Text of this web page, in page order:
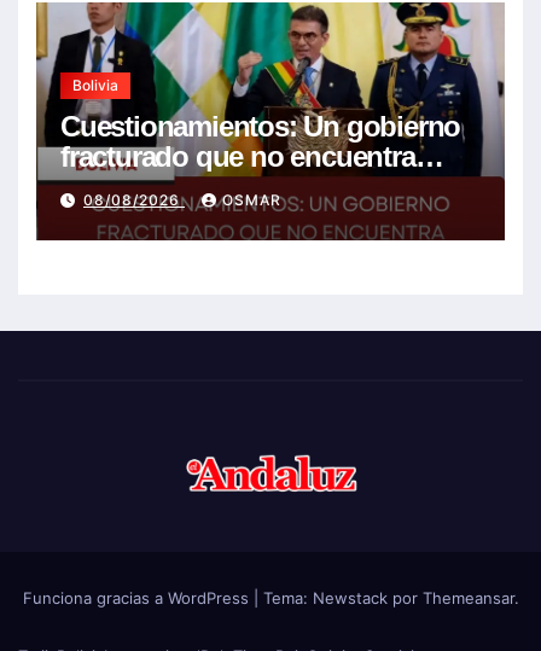
Bolivia
Cuestionamientos: Un gobierno
fracturado que no encuentra
soluciones a la crisis
08/08/2026 OSMAR
Funciona gracias a WordPress Tema: Newstackpor Themeansar.